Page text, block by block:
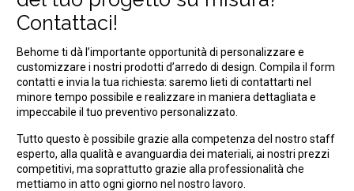
Contattaci!
Behome ti dà l’importante opportunità di personalizzare e
customizzare i nostri prodotti d’arredo di design. Compila il form
contatti e invia la tua richiesta: saremo lieti di contattarti nel
minore tempo possibile e realizzare in maniera dettagliata e
impeccabile il tuo preventivo personalizzato.
Tutto questo è possibile grazie alla competenza del nostro staff
esperto, alla qualità e avanguardia dei materiali, ai nostri prezzi
competitivi, ma soprattutto grazie alla professionalità che
mettiamo in atto ogni giorno nel nostro lavoro.